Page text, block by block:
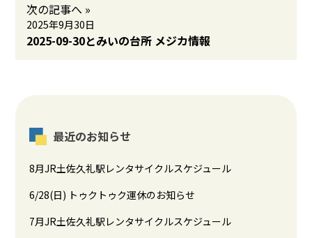
次の記事へ »
2025年9月30日
2025-09-30とみいの台所 メジカ情報
最近のお知らせ
8月JR土佐久礼駅レンタサイクルスケジュール
6/28(日) トゥクトゥク運休のお知らせ
7月JR土佐久礼駅レンタサイクルスケジュール